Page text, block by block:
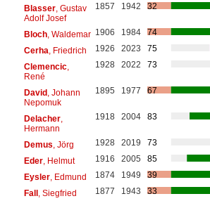
Blasser, Gustav
Adolf Josef
1857 1942 32
Bloch, Waldemar 1906 1984
74
Cerha , Friedrich 1926 2023
75
Clemencic,
René
1928 2022 73
David, Johann
Nepomuk
1895 1977 67
Delacher,
Hermann
1918 2004 83
Demus , Jörg 1928 2019
73
Eder, Helmut 1916 2005
85
Eysler, Edmund 1874 1949
39
Fall, Siegfried 1877 1943
33